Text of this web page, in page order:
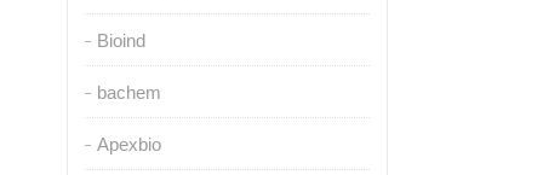
Bioind
bachem
Apexbio